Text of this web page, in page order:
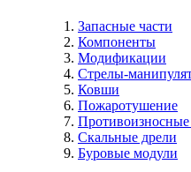
Запасные части
Компоненты
Модификации
Стрелы-
Ковши
Пожаротушение
Скальные дрели
Буровые модули